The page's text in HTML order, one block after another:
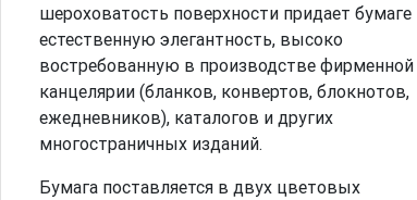
шероховатость поверхности придает бумаге
естественную элегантность, высоко
востребованную в производстве фирменной
канцелярии (бланков, конвертов, блокнотов,
ежедневников), каталогов и других
многостраничных изданий.
Бумага поставляется в двух цветовых